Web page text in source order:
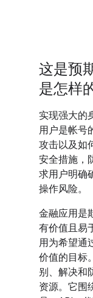
这是预
是怎样
实现强大的
用户是帐号
攻击以及如
安全措施，
求用户明确
操作风险。
金融应用是
有价值且易
用为希望通
价值的目标
别、解决和
资源。它围